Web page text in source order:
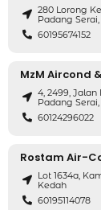
280 Lorong
Padang
60195674152
MzM Aircond
4, 2499,
Padang
60124296022
Rostam Air-
Lot 1634a,
Kedah
60195114078